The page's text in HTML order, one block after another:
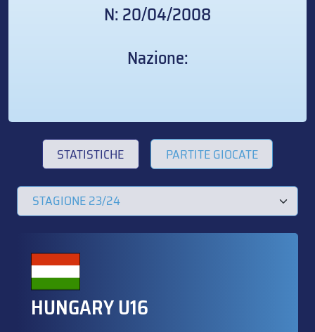
N: 20/04/2008
Nazione:
STATISTICHE PARTITE GIOCATE
HUNGARY U16